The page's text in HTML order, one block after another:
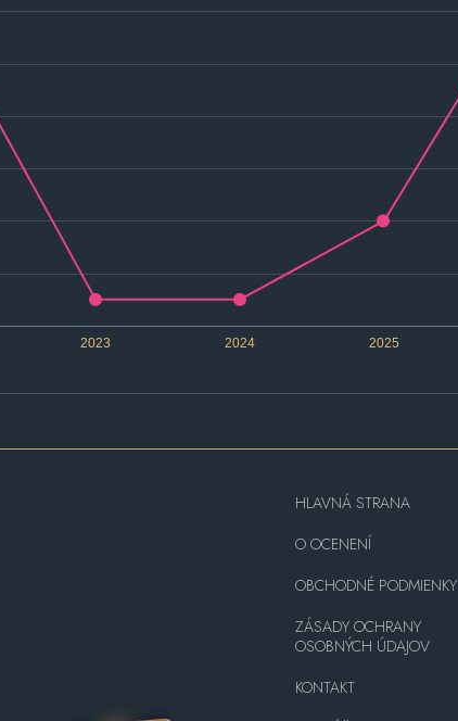
2023 2024 2025
HLAVNÁ STRANA
O OCENENÍ
OBCHODNÉ PODMIENKY
ZÁSADY OCHRANY
OSOBNÝCH ÚDAJOV
KONTAKT